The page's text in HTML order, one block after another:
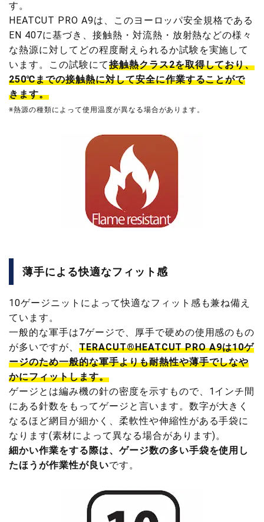
す。
HEATCUT PRO A9は、このヨーロッパ安全規格である
EN 407に基づき、接触熱・対流熱・放射熱などの様々
な熱源に対してどの程度耐えられるか試験を実施して
います。この試験にて接触熱クラス2を取得しており、
250℃までの接触熱に対して安全に作業することがで
きます。
※熱源の種類によって使用温度が異なる場合があります。
薄手による快適なフィット感
10ゲージニットによって快適なフィット感も兼ね備え
ています。
一般的な軍手は7ゲージで、厚手で硬めの使用感のもの
が多いですが、 TERACUT®HEATCUT PRO A9は10ゲ
ージのため一般的な軍手よりも耐熱性や薄手でしなや
かにフィットします。
ゲージとは編み機の針の密度を示すもので、1インチ間
にある針数をもってゲージと言います。数字が大きく
なるほど網目が細かく、柔軟性や伸縮性がある手袋に
なります(素材によって異なる場合があります)。
細かい作業をする際は、ゲージ数の多い手袋を使用し
たほうが作業性が良いです。